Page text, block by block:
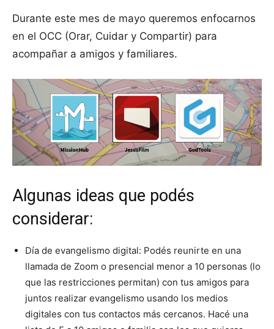
Durante este mes de mayo queremos enfocarnos
en el OCC (Orar, Cuidar y Compartir) para
acompañar a amigos y familiares.
Algunas ideas que podés
considerar:
Día de evangelismo digital: Podés reunirte en una
llamada de Zoom o presencial menor a 10 personas (lo
que las restricciones permitan) con tus amigos para
juntos realizar evangelismo usando los medios
digitales con tus contactos más cercanos. Hacé una